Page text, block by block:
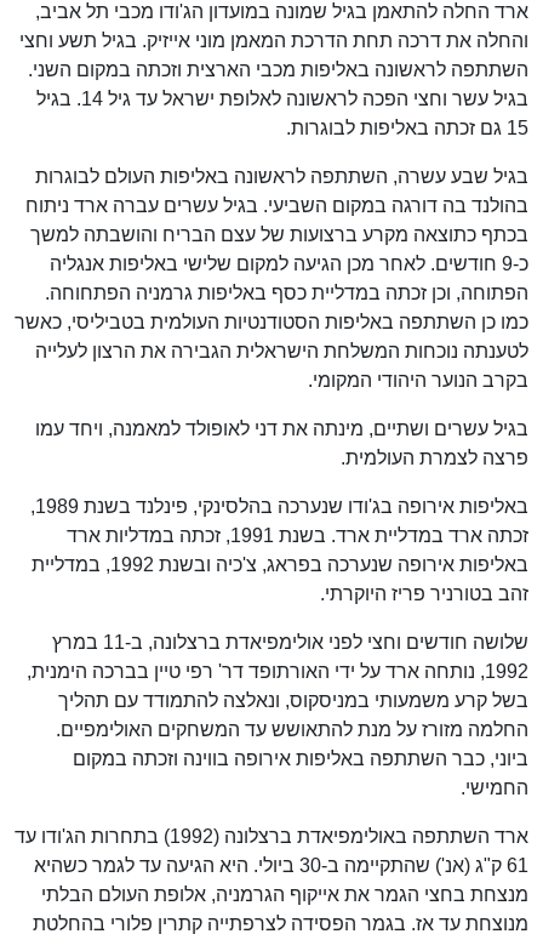
ארד החלה להתאמן בגיל שמונה במועדון הג'ודו מכבי תל אביב,
והחלה את דרכה תחת הדרכת המאמן מוני אייזיק. בגיל תשע וחצי
השתתפה לראשונה באליפות מכבי הארצית וזכתה במקום השני.
בגיל עשר וחצי הפכה לראשונה לאלופת ישראל עד גיל 14. בגיל
15 גם זכתה באליפות לבוגרות.
בגיל שבע עשרה, השתתפה לראשונה באליפות העולם לבוגרות
בהולנד בה דורגה במקום השביעי. בגיל עשרים עברה ארד ניתוח
בכתף כתוצאה מקרע ברצועות של עצם הבריח והושבתה למשך
כ-9 חודשים. לאחר מכן הגיעה למקום שלישי באליפות אנגליה
הפתוחה, וכן זכתה במדליית כסף באליפות גרמניה הפתחוחה.
כמו כן השתתפה באליפות הסטודנטיות העולמית בטביליסי, כאשר
לטענתה נוכחות המשלחת הישראלית הגבירה את הרצון לעלייה
בקרב הנוער היהודי המקומי.
בגיל עשרים ושתיים, מינתה את דני לאופולד למאמנה, ויחד עמו
פרצה לצמרת העולמית.
באליפות אירופה בג'ודו שנערכה בהלסינקי, פינלנד בשנת 1989,
זכתה ארד במדליית ארד. בשנת 1991, זכתה במדליות ארד
באליפות אירופה שנערכה בפראג, צ'כיה ובשנת 1992, במדליית
זהב בטורניר פריז היוקרתי.
שלושה חודשים וחצי לפני אולימפיאדת ברצלונה, ב-11 במרץ
1992, נותחה ארד על ידי האורתופד דר' רפי טיין בברכה הימנית,
בשל קרע משמעותי במניסקוס, ונאלצה להתמודד עם תהליך
החלמה מזורז על מנת להתאושש עד המשחקים האולימפיים.
ביוני, כבר השתתפה באליפות אירופה בווינה וזכתה במקום
החמישי.
ארד השתתפה באולימפיאדת ברצלונה (1992) בתחרות הג'ודו עד
61 ק"ג (אנ') שהתקיימה ב-30 ביולי. היא הגיעה עד לגמר כשהיא
מנצחת בחצי הגמר את אייקוף הגרמניה, אלופת העולם הבלתי
מנוצחת עד אז. בגמר הפסידה לצרפתייה קתרין פלורי בהחלטת